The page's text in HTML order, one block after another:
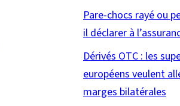
Pare-chocs rayé ou
il déclarer à
Dérivés OTC : les
européens veulent
marges bilatérales